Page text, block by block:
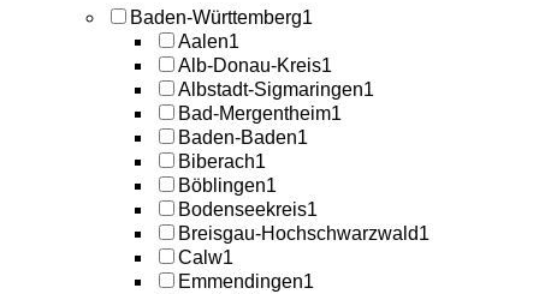
Baden-Württemberg1
Aalen1
Alb-Donau-Kreis1
Albstadt-Sigmaringen1
Bad-Mergentheim1
Baden-Baden1
Biberach1
Böblingen1
Bodenseekreis1
Breisgau-Hochschwarzwald1
Calw1
Emmendingen1